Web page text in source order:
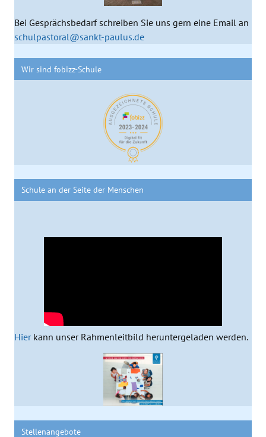
Bei Gesprächsbedarf schreiben Sie uns gern eine Email an
schulpastoral@sankt-paulus.de
Wir sind fobizz-Schule
Schule an der Seite der Menschen
Hierkann unser Rahmenleitbild heruntergeladen werden.
Stellenangebote